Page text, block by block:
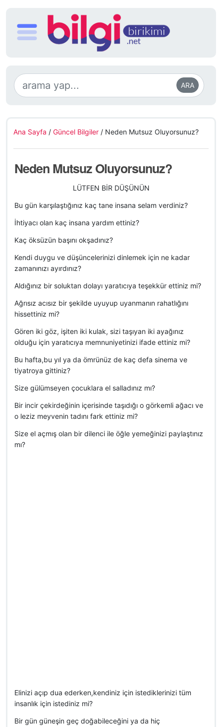
ARA
Ana Sayfa / Güncel Bilgiler / Neden Mutsuz Oluyorsunuz?
Neden Mutsuz Oluyorsunuz?
LÜTFEN BİR DÜŞÜNÜN
Bu gün karşılaştığınız kaç tane insana selam verdiniz?
İhtiyacı olan kaç insana yardım ettiniz?
Kaç öksüzün başını okşadınız?
Kendi duygu ve düşüncelerinizi dinlemek için ne kadar
zamanınızı ayırdınız?
Aldığınız bir soluktan dolayı yaratıcıya teşekkür ettiniz mi?
Ağrısız acısız bir şekilde uyuyup uyanmanın rahatlığını
hissettiniz mi?
Gören iki göz, işiten iki kulak, sizi taşıyan iki ayağınız
olduğu için yaratıcıya memnuniyetinizi ifade ettiniz mi?
Bu hafta,bu yıl ya da ömrünüz de kaç defa sinema ve
tiyatroya gittiniz?
Size gülümseyen çocuklara el salladınız mı?
Bir incir çekirdeğinin içerisinde taşıdığı o görkemli ağacı ve
o leziz meyvenin tadını fark ettiniz mi?
Size el açmış olan bir dilenci ile öğle yemeğinizi paylaştınız
mı?
Elinizi açıp dua ederken,kendiniz için istediklerinizi tüm
insanlık için istediniz mi?
Bir gün güneşin geç doğabileceğini ya da hiç